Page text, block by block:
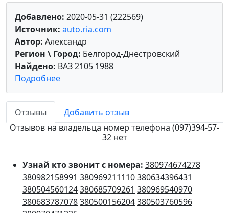
Добавлено: 2020-05-31 (222569)
Источник: auto.ria.com
Автор: Александр
Регион \ Город: Белгород-Днестровский
Найдено: ВАЗ 2105 1988
Подробнее
Отзывы
Добавить отзыв
Отзывов на владельца номер телефона (097)394-57-
32 нет
Узнай кто звонит с номера: 380974674278
380982158991 380969211110380634396431
380504560124380685709261 380969540970
380683787078380500156204380503760596